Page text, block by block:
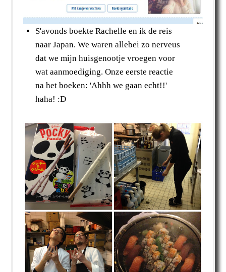
S'avonds boekte Rachelle en ik de reis
naar Japan. We waren allebei zo nerveus
dat we mijn huisgenootje vroegen voor
wat aanmoediging. Onze eerste reactie
na het boeken: 'Ahhh we gaan echt!!'
haha! :D